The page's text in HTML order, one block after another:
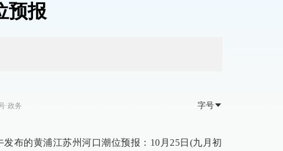
预报
·政务 字号
发布的黄浦江苏州河口潮位预报：10月25日(九月初